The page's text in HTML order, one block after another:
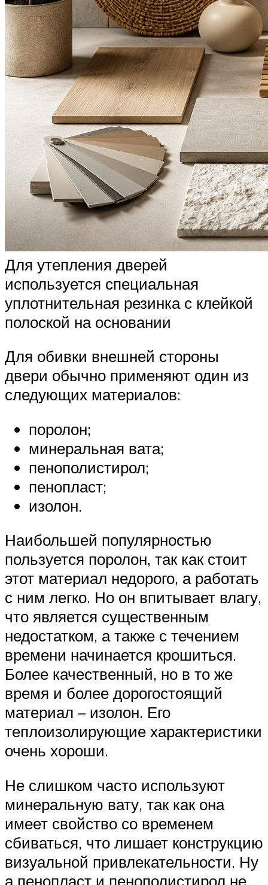
Для утепления дверей
используется специальная
уплотнительная резинка с клейкой
полоской на основании
Для обивки внешней стороны
двери обычно применяют один из
следующих материалов:
поролон;
минеральная вата;
пенополистирол;
пенопласт;
изолон.
Наибольшей популярностью
пользуется поролон, так как стоит
этот материал недорого, а работать
с ним легко. Но он впитывает влагу,
что является существенным
недостатком, а также с течением
времени начинается крошиться.
Более качественный, но в то же
время и более дорогостоящий
материал – изолон. Его
теплоизолирующие характеристики
очень хороши.
Не слишком часто используют
минеральную вату, так как она
имеет свойство со временем
сбиваться, что лишает конструкцию
визуальной привлекательности. Ну
а пенопласт и пенополистирол не